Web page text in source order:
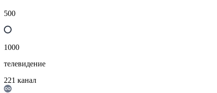
500
1000
телевидение
221 канал